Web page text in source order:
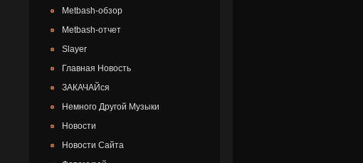
Metbash-обзор
Metbash-отчет
Slayer
Главная Новость
ЗАКАЧАЙся
Немного Другой Музыки
Новости
Новости Сайта